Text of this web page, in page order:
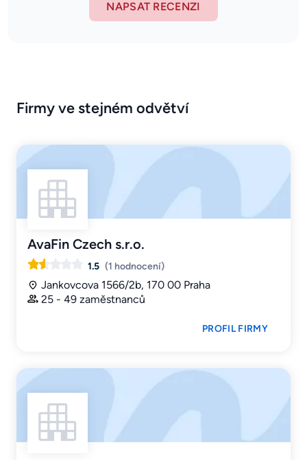
NAPSAT RECENZI
Firmy ve stejném odvětví
AvaFin Czech s.r.o.
1.5 (1 hodnocení)
Jankovcova 1566/2b, 170 00 Praha
25 - 49 zaměstnanců
PROFIL FIRMY